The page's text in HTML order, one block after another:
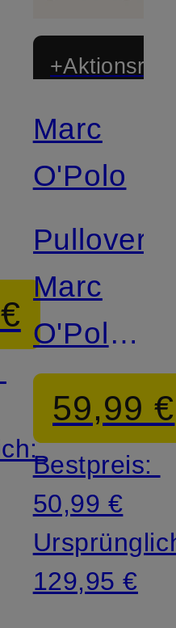
Zertifiziert
Marc
O'Polo
Pullover
Marc
O'Polo
× DFB
Travel
Collection
59,99 €
Bestpreis:
50,99 €
129,95 €